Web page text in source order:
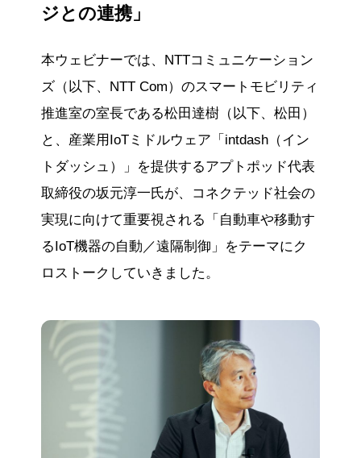
ジとの連携」
本ウェビナーでは、NTTコミュニケーション
ズ（以下、NTT Com）のスマートモビリティ
推進室の室長である松田達樹（以下、松田）
と、産業用IoTミドルウェア「intdash（イン
トダッシュ）」を提供するアプトポッド代表
取締役の坂元淳一氏が、コネクテッド社会の
実現に向けて重要視される「自動車や移動す
るIoT機器の自動／遠隔制御」をテーマにク
ロストークしていきました。